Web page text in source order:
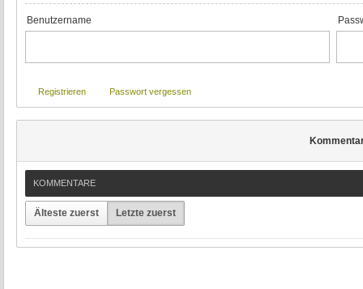
Benutzername
Registrieren Passwort vergessen
KOMMENTARE
Älteste zuerst Letzte zuerst